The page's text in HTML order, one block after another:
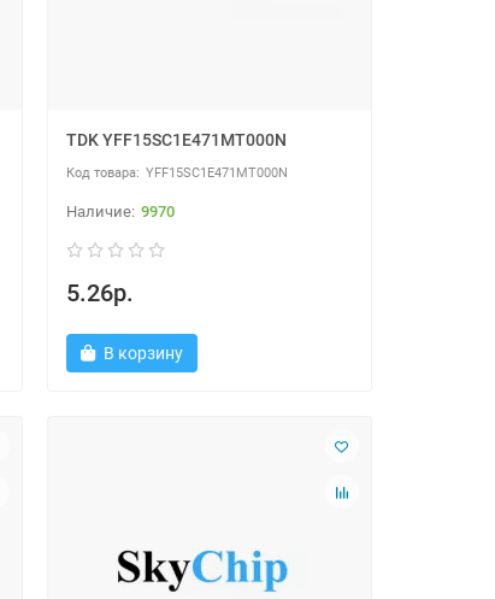
TDK YFF15SC1E471MT000N
YFF15SC1E471MT000N
9970
5.26р.
В корзину